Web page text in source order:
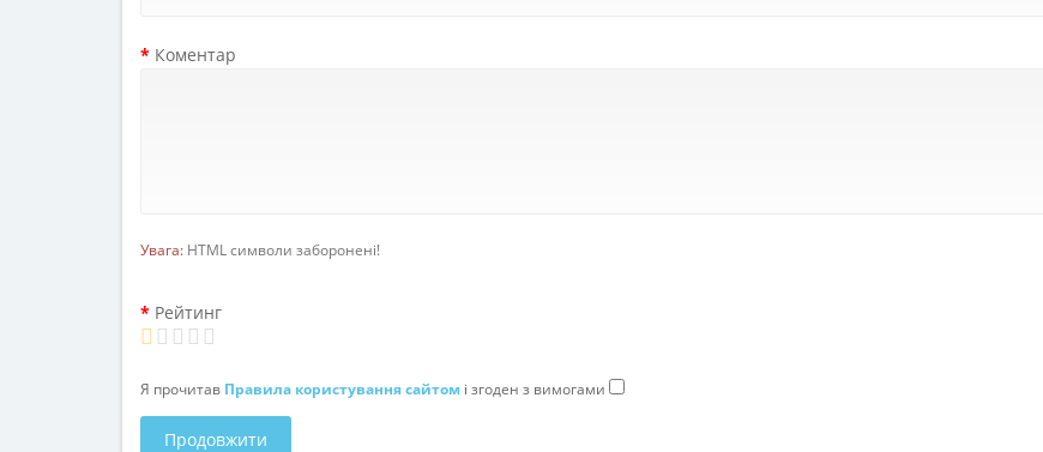
Коментар
Увага: HTML символи заборонені!
Рейтинг
Я прочитав Правила користування сайтом і згоден з вимогами
Продовжити